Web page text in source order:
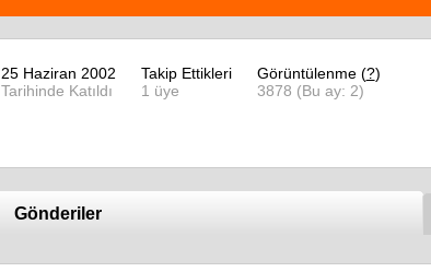
25 Haziran 2002
Tarihinde Katıldı
Takip Ettikleri
1 üye
Görüntülenme (?)
3878 (Bu ay: 2)
Gönderiler